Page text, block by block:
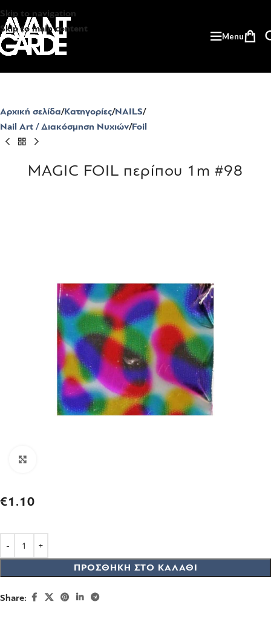
Skip to navigation
Skip to main content
Menu
Αρχική σελίδα Κατηγορίες NAILS
Nail Art / Διακόσμηση Νυχιών Foil
MAGIC FOIL περίπου 1m #98
€1.10
ΠΡΟΣΘΉΚΗ ΣΤΟ ΚΑΛΆΘΙ
Share: